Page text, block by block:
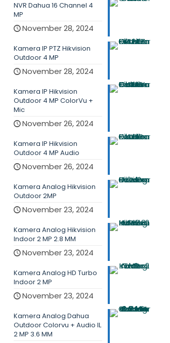
NVR Dahua 16 Channel 4
MP
November 28, 2024
Kamera IP PTZ Hikvision
Outdoor 4 MP
November 28, 2024
Kamera IP Hikvision
Outdoor 4 MP ColorVu +
Mic
November 26, 2024
Kamera IP Hikvision
Outdoor 4 MP Audio
November 26, 2024
Kamera Analog Hikvision
Outdoor 2MP
November 23, 2024
Kamera Analog Hikvision
Indoor 2 MP 2.8 MM
November 23, 2024
Kamera Analog HD Turbo
Indoor 2 MP
November 23, 2024
Kamera Analog Dahua
Outdoor Colorvu + Audio IL
2 MP 3.6 MM